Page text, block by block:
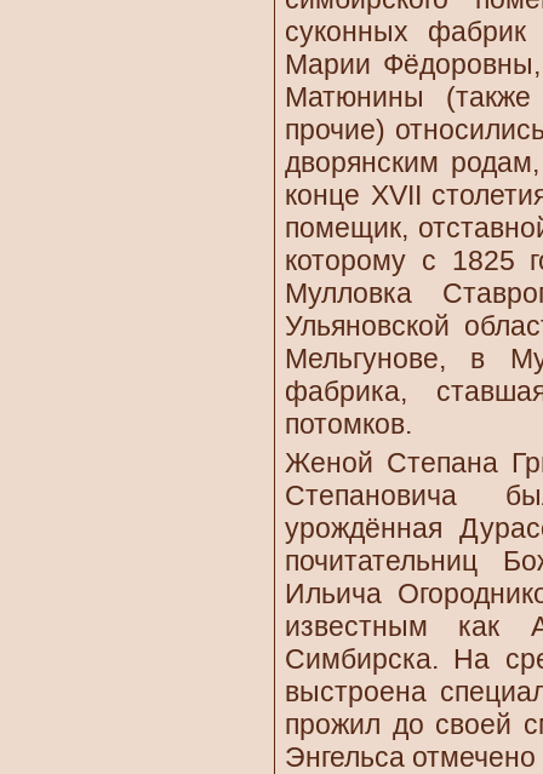
суконных
Марии
Матюнины
прочие)
дворянским
конце XVII
помещик,
которому с 1825
Мулловка
Ульяновской
Мельгунове, в
фабрика,
потомков.
Женой Степана
Степановича
урождённая
почитательниц
Ильича
известным как
Симбирска. На
выстроена
прожил до своей
Энгельса